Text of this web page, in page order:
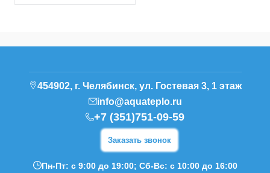
454902, г. Челябинск, ул. Гостевая 3, 1 этаж
info@aquateplo.ru
+7 (351)751-09-59
Заказать звонок
Пн-Пт: с 9:00 до 19:00; Сб-Вс: с 10:00 до 16:00